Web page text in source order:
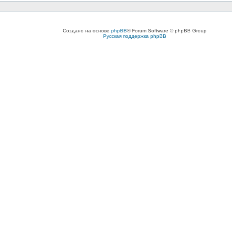
Создано на основе phpBB® Forum Software © phpBB Group
Русская поддержка phpBB